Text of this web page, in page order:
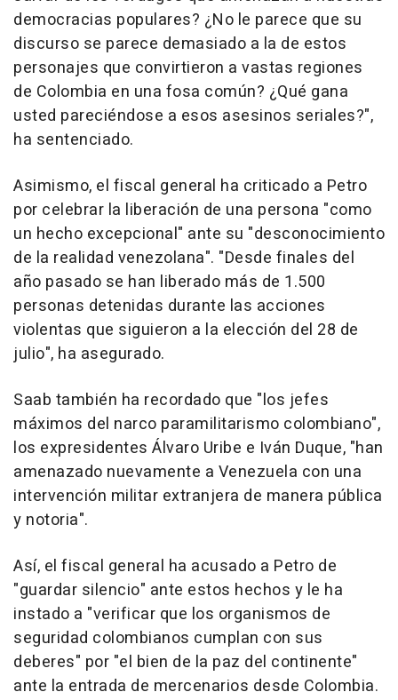
democracias populares? ¿No le parece que su
discurso se parece demasiado a la de estos
personajes que convirtieron a vastas regiones
de Colombia en una fosa común? ¿Qué gana
usted pareciéndose a esos asesinos seriales?",
ha sentenciado.
Asimismo, el fiscal general ha criticado a Petro
por celebrar la liberación de una persona "como
un hecho excepcional" ante su "desconocimiento
de la realidad venezolana". "Desde finales del
año pasado se han liberado más de 1.500
personas detenidas durante las acciones
violentas que siguieron a la elección del 28 de
julio", ha asegurado.
Saab también ha recordado que "los jefes
máximos del narco paramilitarismo colombiano",
los expresidentes Álvaro Uribe e Iván Duque, "han
amenazado nuevamente a Venezuela con una
intervención militar extranjera de manera pública
y notoria".
Así, el fiscal general ha acusado a Petro de
"guardar silencio" ante estos hechos y le ha
instado a "verificar que los organismos de
seguridad colombianos cumplan con sus
deberes" por "el bien de la paz del continente"
ante la entrada de mercenarios desde Colombia.